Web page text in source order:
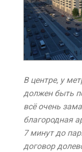
В центре, у
должен быть
всё очень
благородная
7 минут до
договор